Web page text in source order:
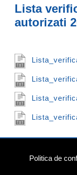
Lista
autorizati
Politica de